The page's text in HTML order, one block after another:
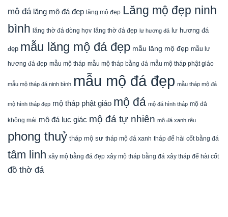
mộ đá lăng mộ đá đẹp lăng mộ đẹp Lăng mộ đẹp ninh
bình lăng thờ đá dòng họv lăng thờ đá đẹp lư hương đá lư hương đá
đẹp mẫu lăng mộ đá đẹp mẫu lăng mộ đẹp mẫu lư
hương đá đẹp mẫu mộ tháp mẫu mộ tháp bằng đá mẫu mộ tháp phật giáo
mẫu mộ tháp đá ninh bình mẫu mộ đá đẹp mẫu tháp mộ đá
mộ hình tháp đẹp mộ tháp phật giáo mộ đá mộ đá hình tháp mộ đá
không mái mộ đá lục giác mộ đá tự nhiên mộ đá xanh rêu
phong thuỷ tháp mộ sư tháp mộ đá xanh tháp để hài cốt bằng đá
tâm linh xây mộ bằng đá đẹp xây mộ tháp bằng đá xây tháp để hài cốt
đồ thờ đá